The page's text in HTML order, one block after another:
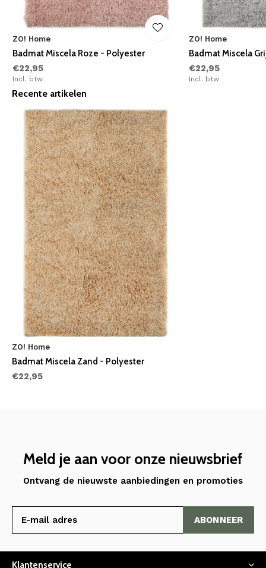
ZO! Home
Badmat Miscela Roze - Polyester
€22,95
Incl. btw
ZO! Home
Badmat Miscela
€22,95
Incl. btw
Recente artikelen
ZO! Home
Badmat Miscela Zand - Polyester
€22,95
Meld je aan voor onze nieuwsbrief
Ontvang de nieuwste aanbiedingen en promoties
ABONNEER
Klantenservice